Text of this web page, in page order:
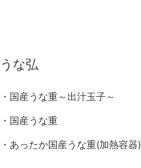
うな弘
国産うな重～出汁玉子～
国産うな重
あったか国産うな重(加熱容器)